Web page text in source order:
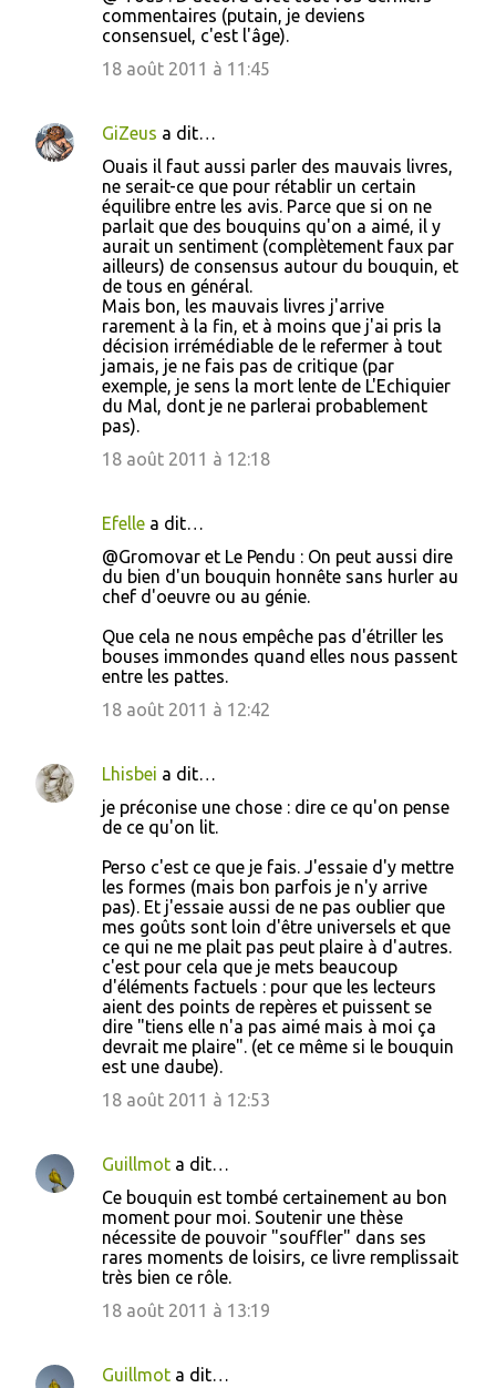
commentaires (putain, je deviens
consensuel, c'est l'âge).
18 août 2011 à 11:45
GiZeus a dit…
Ouais il faut aussi parler des mauvais livres,
ne serait-ce que pour rétablir un certain
équilibre entre les avis. Parce que si on ne
parlait que des bouquins qu'on a aimé, il y
aurait un sentiment (complètement faux par
ailleurs) de consensus autour du bouquin, et
de tous en général.
Mais bon, les mauvais livres j'arrive
rarement à la fin, et à moins que j'ai pris la
décision irrémédiable de le refermer à tout
jamais, je ne fais pas de critique (par
exemple, je sens la mort lente de L'Echiquier
du Mal, dont je ne parlerai probablement
pas).
18 août 2011 à 12:18
Efelle a dit…
@Gromovar et Le Pendu : On peut aussi dire
du bien d'un bouquin honnête sans hurler au
chef d'oeuvre ou au génie.
Que cela ne nous empêche pas d'étriller les
bouses immondes quand elles nous passent
entre les pattes.
18 août 2011 à 12:42
Lhisbei a dit…
je préconise une chose : dire ce qu'on pense
de ce qu'on lit.
Perso c'est ce que je fais. J'essaie d'y mettre
les formes (mais bon parfois je n'y arrive
pas). Et j'essaie aussi de ne pas oublier que
mes goûts sont loin d'être universels et que
ce qui ne me plait pas peut plaire à d'autres.
c'est pour cela que je mets beaucoup
d'éléments factuels : pour que les lecteurs
aient des points de repères et puissent se
dire "tiens elle n'a pas aimé mais à moi ça
devrait me plaire". (et ce même si le bouquin
est une daube).
18 août 2011 à 12:53
Guillmot a dit…
Ce bouquin est tombé certainement au bon
moment pour moi. Soutenir une thèse
nécessite de pouvoir "souffler" dans ses
rares moments de loisirs, ce livre remplissait
très bien ce rôle.
18 août 2011 à 13:19
Guillmot a dit…